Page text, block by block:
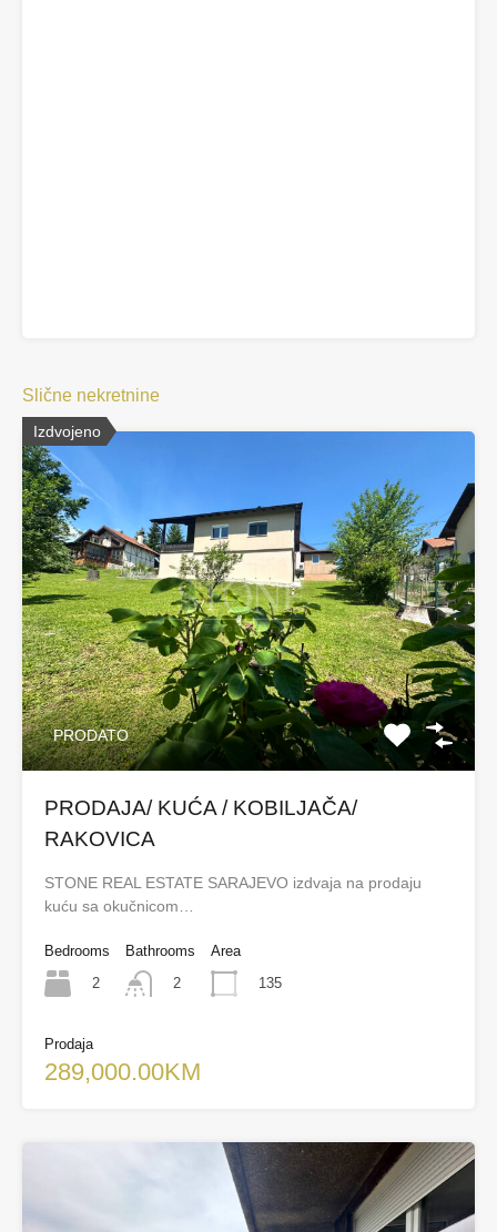
Slične nekretnine
Izdvojeno
PRODATO
PRODAJA/ KUĆA / KOBILJAČA/
RAKOVICA
STONE REAL ESTATE SARAJEVO izdvaja na prodaju
kuću sa okučnicom…
Bedrooms
2
Bathrooms
2
Area
135
Prodaja
289,000.00KM